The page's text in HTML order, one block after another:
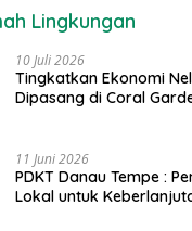
Lingkungan
10 Juli 2026
Tingkatkan Ekonomi
Dipasang di Coral
11 Juni 2026
PDKT Danau Tempe :
Lokal untuk